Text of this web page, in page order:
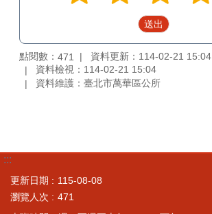
點閱數： 471
資料更新：114-02-21 15:04
資料檢視：114-02-21 15:04
資料維護：臺北市萬華區公所
:::
更新日期
115-08-08
瀏覽人次
471